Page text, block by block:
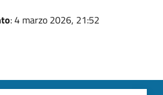
: 4 marzo 2026, 21:52